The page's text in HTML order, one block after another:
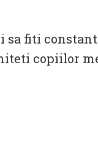
sa fiti
copiilor